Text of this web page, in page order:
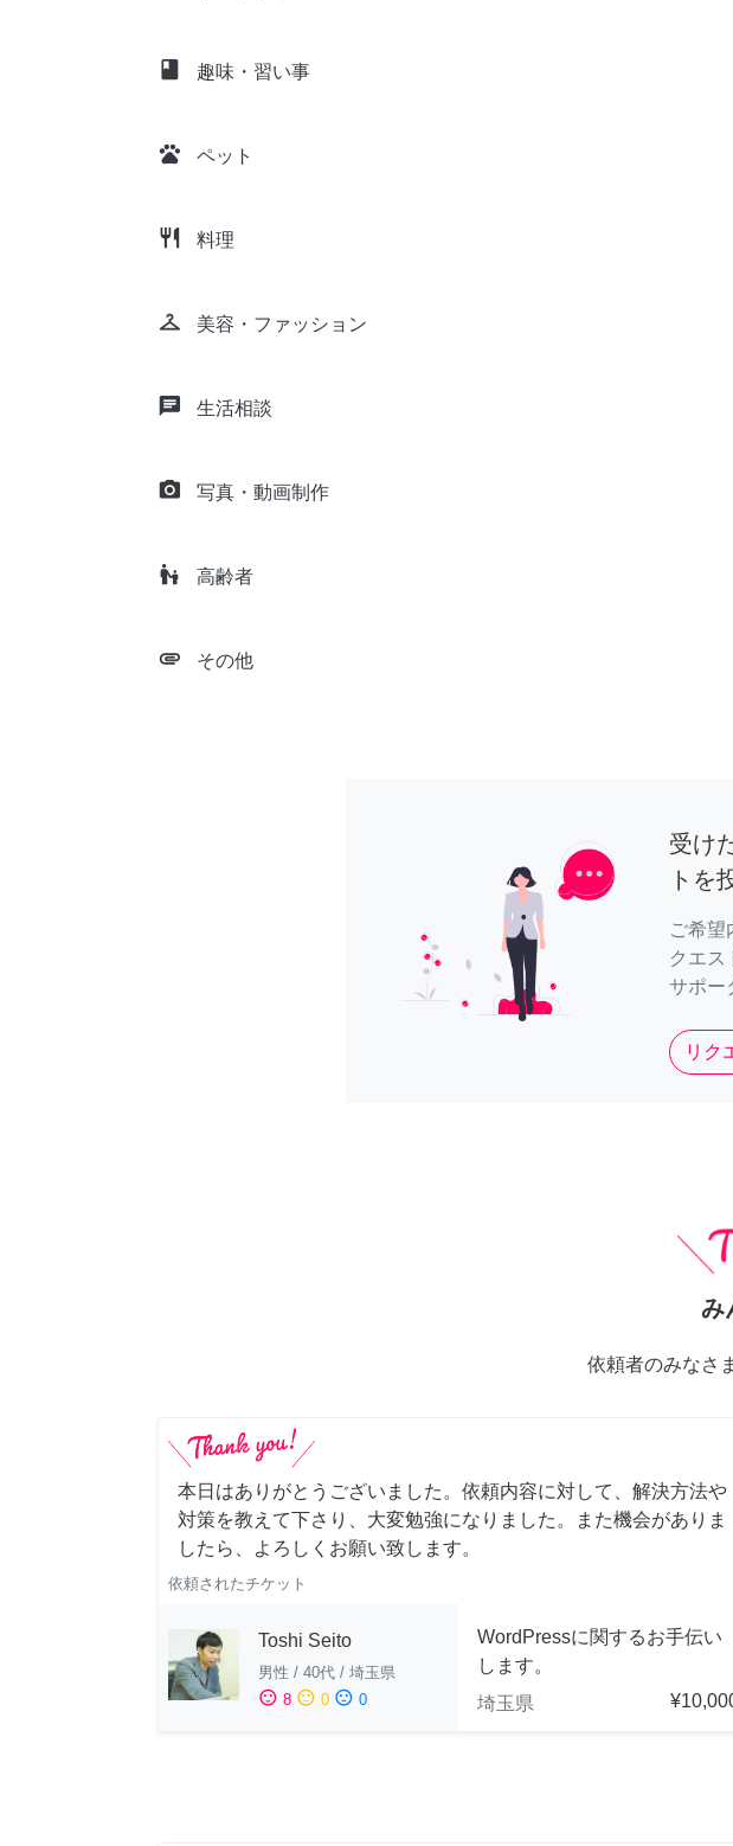
class 趣味・習い事
pets ペット
restaurant 料理
checkroom 美容・ファッション
chat 生活相談
camera_alt 写真・動画制作
escalator_warning 高齢者
attachment その他
受け
トを
ご希望
クエス
サポー
リク
み
依頼者のみなさ
本日はありがとうございました。依頼内容に対して、解決方法や
対策を教えて下さり、大変勉強になりました。また機会がありま
したら、よろしくお願い致します。
依頼されたチケット
Toshi Seito
男性 / 40代 / 埼玉県
sentiment_satisfied 8 sentiment_neutral 0 sentiment_dissatisfied 0
WordPressに関するお手伝い
します。
埼玉県